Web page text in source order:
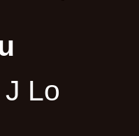
Lo